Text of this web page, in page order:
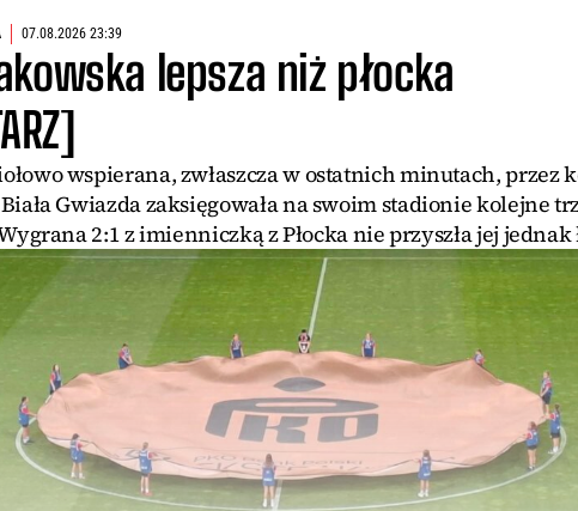
07.08.2026 23:39
lepsza niż płocka
wspierana, zwłaszcza w ostatnich minutach, przez
Gwiazda zaksięgowała na swoim stadionie kolejne
2:1 z imienniczką z Płocka nie przyszła jej jednak